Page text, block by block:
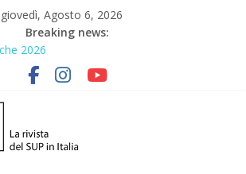
giovedì, Agosto 6, 2026
Breaking news:
2026
storica gara per Reggio Calabria
2026: sul lungomare di Gallico torna la festa
lezione di soccorso con la giornata della
la regata solidale per lo IOR